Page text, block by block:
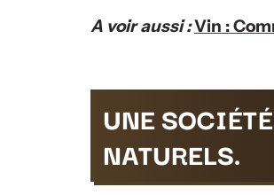
A voir aussi :Vin :
UNE
NATURELS.